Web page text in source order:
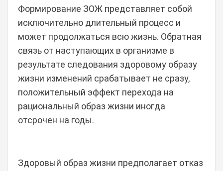
Формирование ЗОЖ представляет собой
исключительно длительный процесс и
может продолжаться всю жизнь. Обратная
связь от наступающих в организме в
результате следования здоровому образу
жизни изменений срабатывает не сразу,
положительный эффект перехода на
рациональный образ жизни иногда
отсрочен на годы.
Здоровый образ жизни предполагает отказ